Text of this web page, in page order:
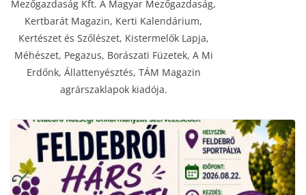
Mezőgazdaság Kft. A Magyar Mezőgazdaság,
Kertbarát Magazin, Kerti Kalendárium,
Kertészet és Szőlészet, Kistermelők Lapja,
Méhészet, Pegazus, Borászati Füzetek, A Mi
Erdőnk, Állattenyésztés, TÁM Magazin
agrárszaklapok kiadója.